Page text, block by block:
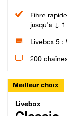
Fibre
jusqu'à ↓
Livebox 5 :
200
Meilleur choix
Livebox
Livebox